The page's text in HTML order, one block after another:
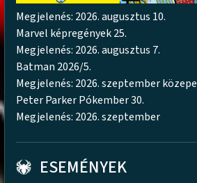
Megjelenés: 2026. augusztus 10.
Marvel képregények 25.
Megjelenés: 2026. augusztus 7.
Batman 2026/5.
Megjelenés: 2026. szeptember közepe
Peter Parker Pókember 30.
Megjelenés: 2026. szeptember
ESEMÉNYEK